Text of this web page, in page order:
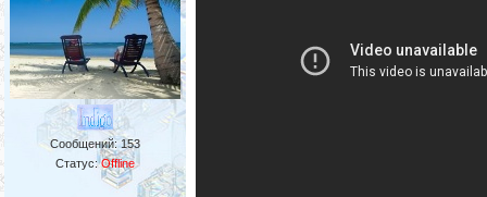
Сообщений:153
Статус:Offline